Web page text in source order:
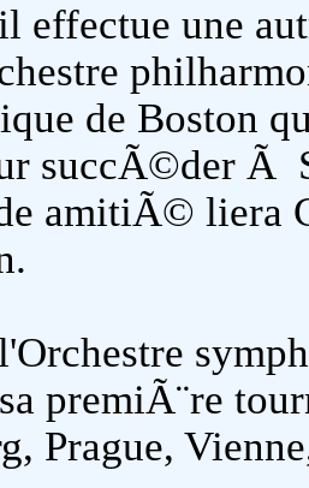
effectue une
de Boston
succÃ©der Ã
amitiÃ© liera
premiÃ¨re
Prague,